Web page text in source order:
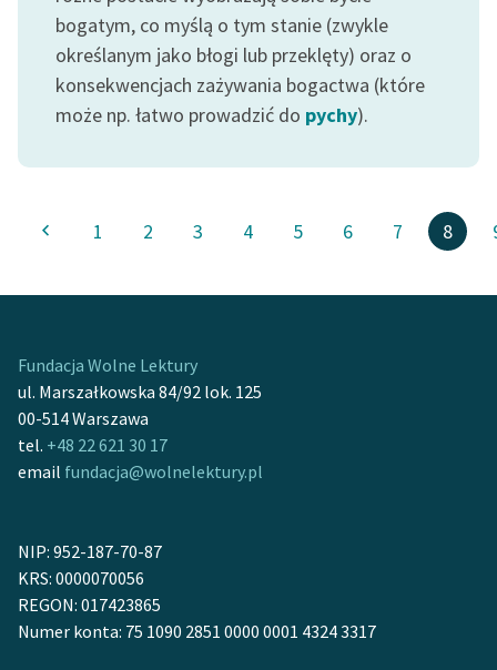
bogatym, co myślą o tym stanie (zwykle
określanym jako błogi lub przeklęty) oraz o
konsekwencjach zażywania bogactwa (które
może np. łatwo prowadzić do pychy).
1 2 3 4 5 6 7 8
Fundacja Wolne Lektury
ul. Marszałkowska 84/92 lok. 125
00-514 Warszawa
tel. +48 22 621 30 17
email fundacja@wolnelektury.pl
NIP: 952-187-70-87
KRS: 0000070056
REGON: 017423865
Numer konta: 75 1090 2851 0000 0001 4324 3317